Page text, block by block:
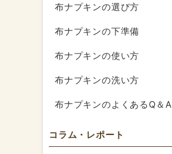
布ナプキンの選び方
布ナプキンの下準備
布ナプキンの使い方
布ナプキンの洗い方
布ナプキンのよくあるQ＆A
コラム・レポート